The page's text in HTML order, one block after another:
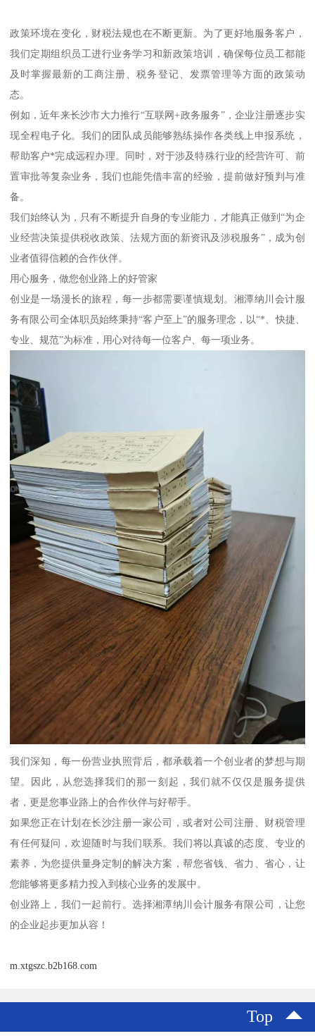
政策环境在变化，财税法规也在不断更新。为了更好地服务客户，
我们定期组织员工进行业务学习和新政策培训，确保每位员工都能
及时掌握最新的工商注册、税务登记、发票管理等方面的政策动
态。
例如，近年来长沙市大力推行“互联网+政务服务”，企业注册逐步实
现全程电子化。我们的团队成员能够熟练操作各类线上申报系统，
帮助客户*完成远程办理。同时，对于涉及特殊行业的经营许可、前
置审批等复杂业务，我们也能凭借丰富的经验，提前做好预判与准
备。
我们始终认为，只有不断提升自身的专业能力，才能真正做到“为企
业经营决策提供税收政策、法规方面的新资讯及涉税服务”，成为创
业者值得信赖的合作伙伴。
用心服务，做您创业路上的好管家
创业是一场漫长的旅程，每一步都需要谨慎规划。湘潭纳川会计服
务有限公司全体职员始终秉持“客户至上”的服务理念，以“*、快捷、
专业、规范”为标准，用心对待每一位客户、每一项业务。
我们深知，每一份营业执照背后，都承载着一个创业者的梦想与期
望。因此，从您选择我们的那一刻起，我们就不仅仅是服务提供
者，更是您事业路上的合作伙伴与好帮手。
如果您正在计划在长沙注册一家公司，或者对公司注册、财税管理
有任何疑问，欢迎随时与我们联系。我们将以真诚的态度、专业的
素养，为您提供量身定制的解决方案，帮您省钱、省力、省心，让
您能够将更多精力投入到核心业务的发展中。
创业路上，我们一起前行。选择湘潭纳川会计服务有限公司，让您
的企业起步更加从容！
m.xtgszc.b2b168.com
Top